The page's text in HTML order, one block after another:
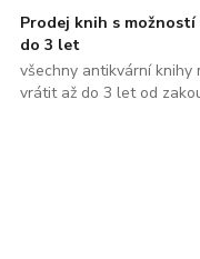
Prodej knih s možností
do 3 let
všechny antikvární knihy
vrátit až do 3 let od